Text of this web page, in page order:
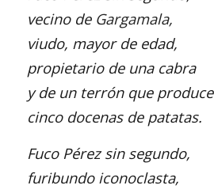
vecino de Gargamala,
viudo, mayor de edad,
propietario de una cabra
y de un terrón que produce
cinco docenas de patatas.
Fuco Pérez sin segundo,
furibundo iconoclasta,